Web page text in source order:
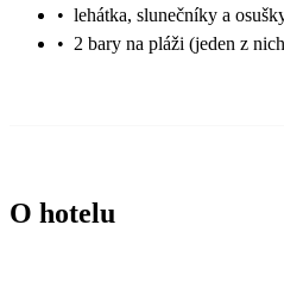
• lehátka, slunečníky a
• 2 bary na pláži (jeden z
O hotelu